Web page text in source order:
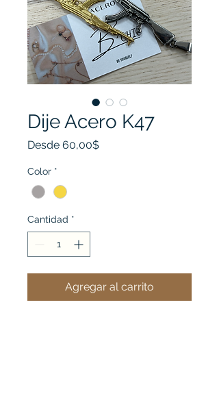
Dije Acero K47
Desde 60,00$Precio
Color *
Cantidad *
Agregar al carrito